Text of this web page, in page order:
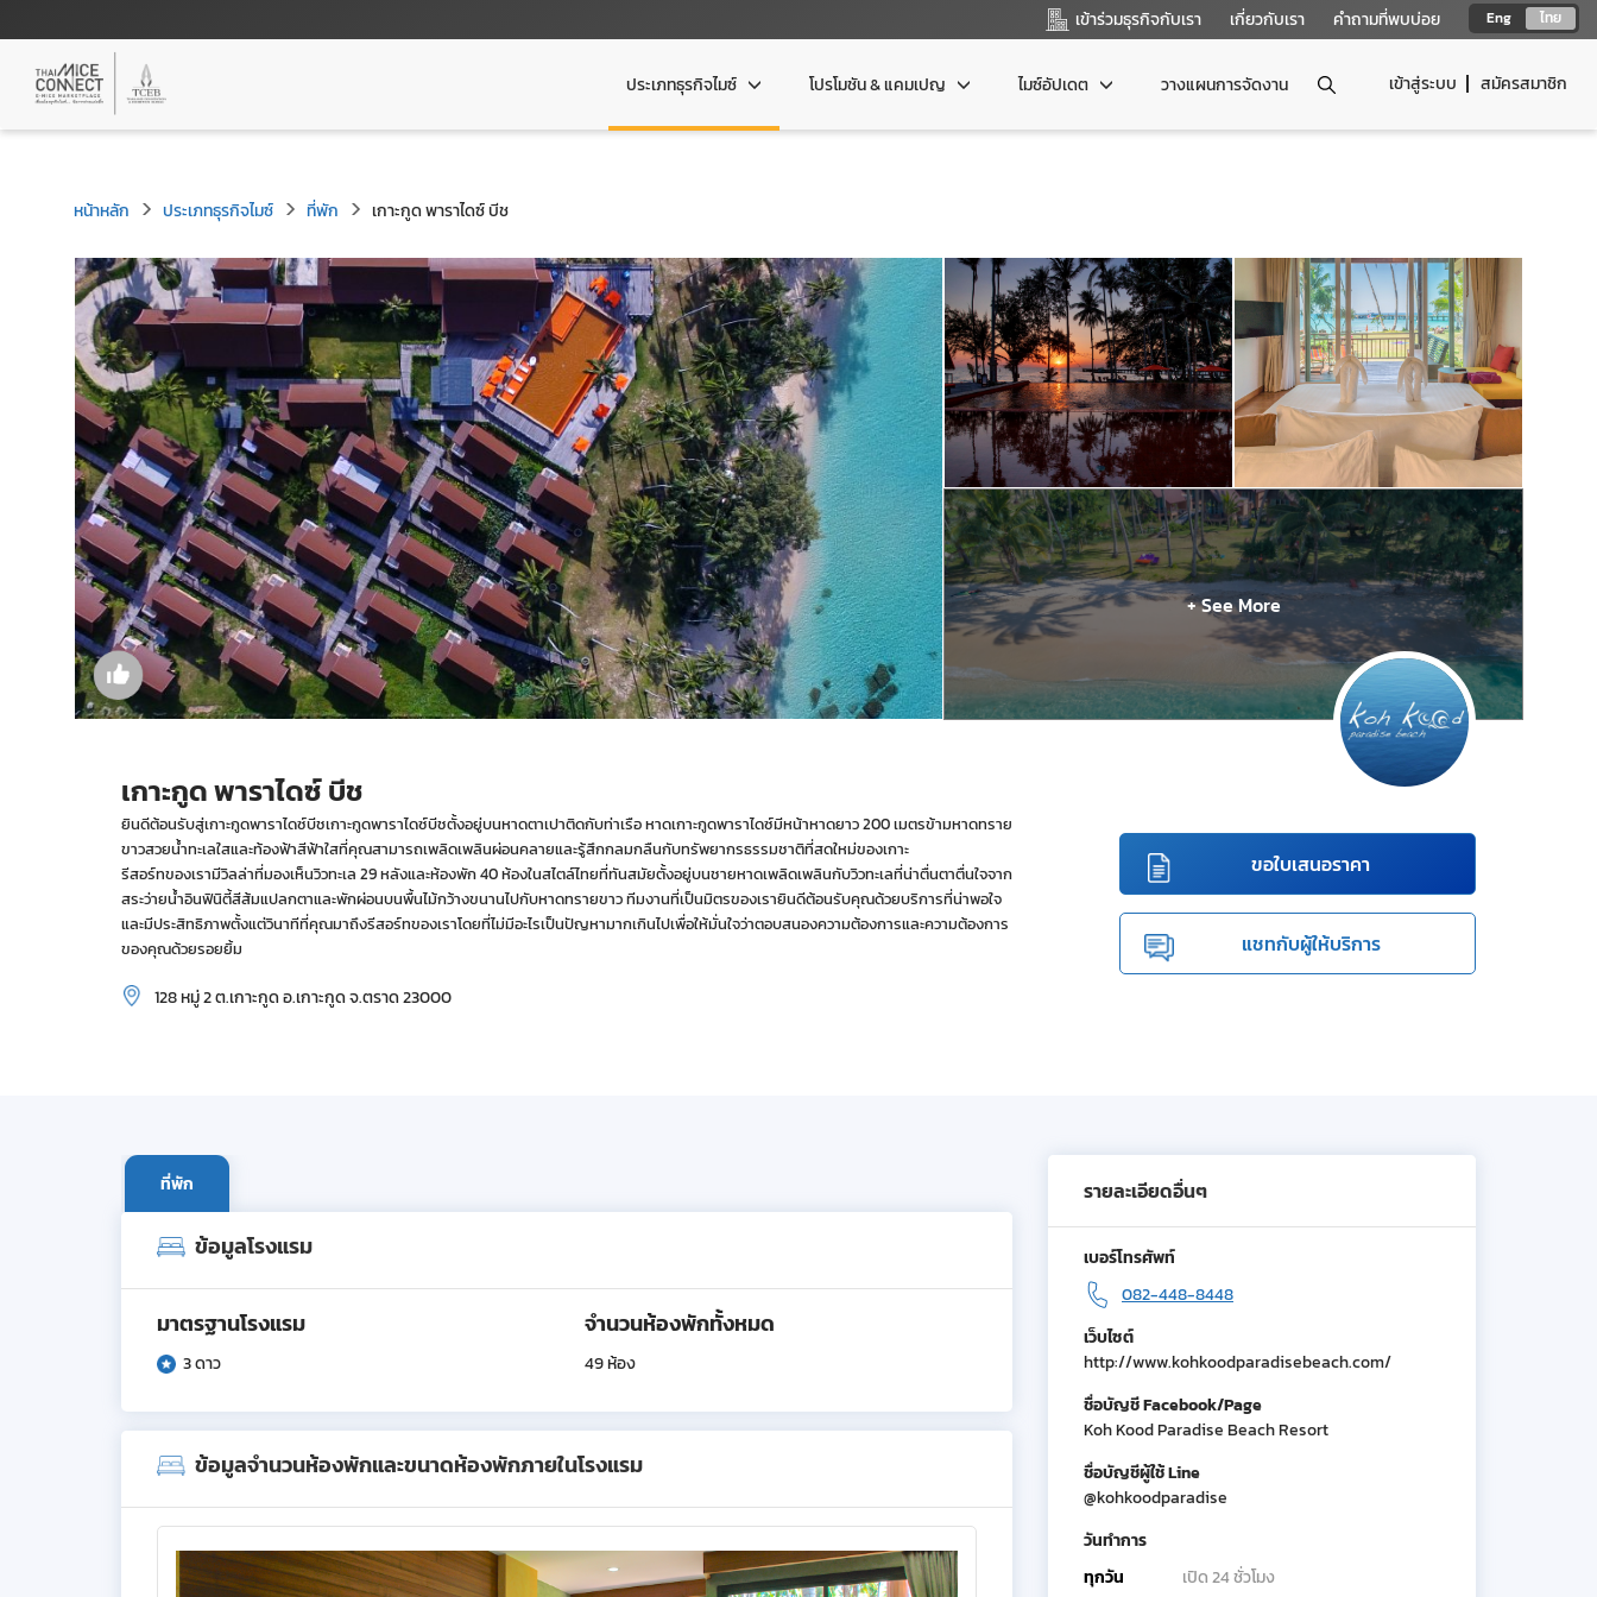
Eng ไทย
เข้าร่วมธุรกิจกับเรา เกี่ยวกับเรา คำถามที่พบบ่อย
เข้าสู่ระบบ สมัครสมาชิก
ประเภทธุรกิจไมซ์ โปรโมชัน & แคมเปญ ไมซ์อัปเดต วางแผนการจัดงาน
หน้าหลัก ประเภทธุรกิจไมซ์ ที่พัก เกาะกูด พาราไดซ์ บีช
+ See More
เกาะกูด พาราไดซ์ บีช
ยินดีต้อนรับสู่เกาะกูดพาราไดซ์บีชเกาะกูดพาราไดซ์บีชตั้งอยู่บนหาดตาเปาติดกับท่าเรือ หาดเกาะกูดพาราไดซ์มีหน้าหาดยาว 200 เมตรข้ามหาดทราย
ขาวสวยน้ำทะเลใสและท้องฟ้าสีฟ้าใสที่คุณสามารถเพลิดเพลินผ่อนคลายและรู้สึกกลมกลืนกับทรัพยากรธรรมชาติที่สดใหม่ของเกาะ
รีสอร์ทของเรามีวิลล่าที่มองเห็นวิวทะเล 29 หลังและห้องพัก 40 ห้องในสไตล์ไทยที่ทันสมัยตั้งอยู่บนชายหาดเพลิดเพลินกับวิวทะเลที่น่าตื่นตาตื่นใจจาก
สระว่ายน้ำอินฟินิตี้สีส้มแปลกตาและพักผ่อนบนพื้นไม้กว้างขนานไปกับหาดทรายขาว ทีมงานที่เป็นมิตรของเรายินดีต้อนรับคุณด้วยบริการที่น่าพอใจ
และมีประสิทธิภาพตั้งแต่วินาทีที่คุณมาถึงรีสอร์ทของเราโดยที่ไม่มีอะไรเป็นปัญหามากเกินไปเพื่อให้มั่นใจว่าตอบสนองความต้องการและความต้องการ
ของคุณด้วยรอยยิ้ม
128 หมู่ 2 ต.เกาะกูด อ.เกาะกูด จ.ตราด 23000
ขอใบเสนอราคา
แชทกับผู้ให้บริการ
ที่พัก
ข้อมูลโรงแรม
มาตรฐานโรงแรม
3 ดาว
จำนวนห้องพักทั้งหมด
49 ห้อง
ข้อมูลจำนวนห้องพักและขนาดห้องพักภายในโรงแรม
รายละเอียดอื่นๆ
เบอร์โทรศัพท์
082-448-8448
เว็บไซต์
http://www.kohkoodparadisebeach.com/
ชื่อบัญชี Facebook/Page
Koh Kood Paradise Beach Resort
ชื่อบัญชีผู้ใช้ Line
@kohkoodparadise
วันทำการ
ทุกวัน
เปิด 24 ชั่วโมง